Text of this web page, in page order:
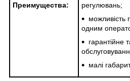
Преимущества:
регулювань;
можливість
одним
гарантійне
малі